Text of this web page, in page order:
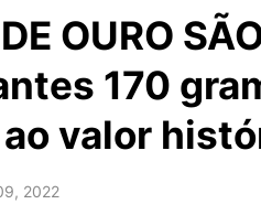
OURO
170
valor
2022